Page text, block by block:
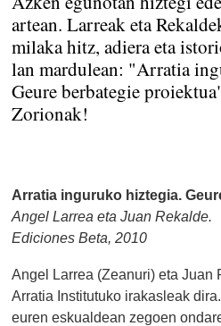
artean. Larreak eta
milaka hitz, adiera eta
lan mardulean: "Arratia
Geure berbategie
Zorionak!
Arratia inguruko hiztegia.
Angel Larrea eta Juan Rekalde.
Ediciones Beta, 2010
Angel Larrea (Zeanuri) eta Juan
Arratia Institutuko irakasleak
euren eskualdean zegoen